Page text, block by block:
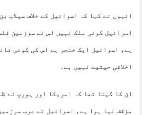
انہوں نے کہا کہ اسرائیل کے خلاف سیلاب
اسرائیل کوئی ملک نہیں اس نے سرزمین
ہے، اسرائیل ایک خنجر ہے اس کی کوئی
اخلاقی حیثیت نہیں ہے۔
ان کا کہنا تھا کہ امریکا اور یورپ نے
مؤقف لیا ہوا ہے، اسرائیل نے عرب